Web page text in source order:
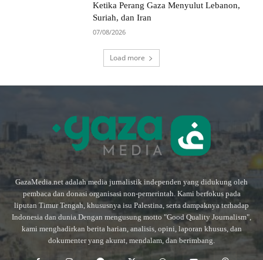
Ketika Perang Gaza Menyulut Lebanon,
Suriah, dan Iran
07/08/2026
Load more
GazaMedia.net adalah media jurnalistik independen yang didukung oleh
pembaca dan donasi organisasi non-pemerintah. Kami berfokus pada
liputan Timur Tengah, khususnya isu Palestina, serta dampaknya terhadap
Indonesia dan dunia.Dengan mengusung motto "Good Quality Journalism",
kami menghadirkan berita harian, analisis, opini, laporan khusus, dan
dokumenter yang akurat, mendalam, dan berimbang.